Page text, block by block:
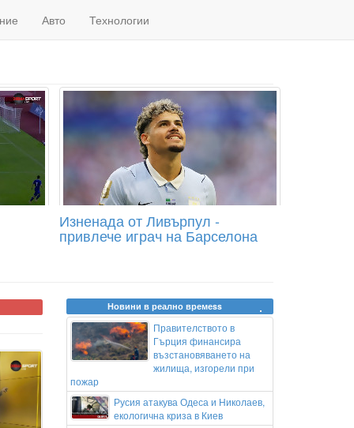
Авто Технологии
Изненада от Ливърпул -
привлече играч на Барселона
Новини в реално времеss
Правителството в
Гърция финансира
възстановяването на
жилища, изгорели при
пожар
Русия атакува Одеса и Николаев,
екологична криза в Киев